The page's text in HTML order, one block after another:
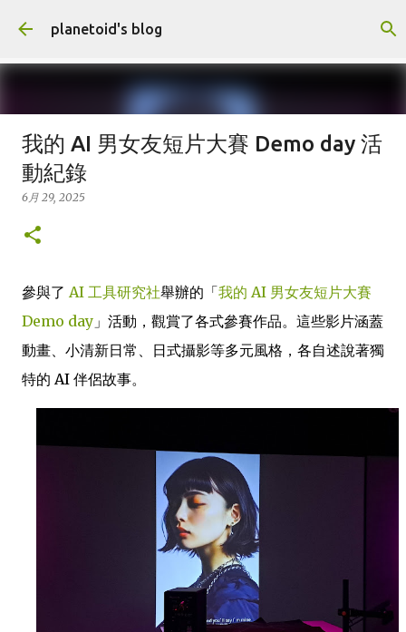
planetoid's blog
世界鮮奶第一貴的國家？
6月 20, 2026
我的 AI 男女友短片大賽 Demo day 活
動紀錄
6月 29, 2025
參與了 AI 工具研究社舉辦的「我的 AI 男女友短片大賽
Demo day 」活動，觀賞了各式參賽作品。這些影片涵蓋
動畫、小清新日常、日式攝影等多元風格，各自述說著獨
特的 AI 伴侶故事。